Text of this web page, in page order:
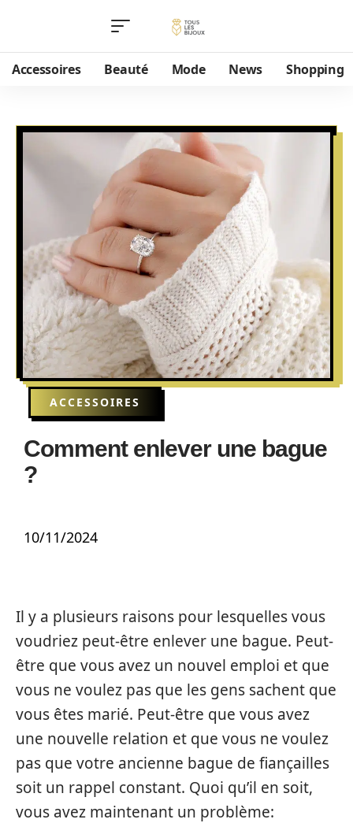
Accessoires Beauté Mode News Shopping
ACCESSOIRES
Comment enlever une bague
?
10/11/2024
Il y a plusieurs raisons pour lesquelles vous
voudriez peut-être enlever une bague. Peut-
être que vous avez un nouvel emploi et que
vous ne voulez pas que les gens sachent que
vous êtes marié. Peut-être que vous avez
une nouvelle relation et que vous ne voulez
pas que votre ancienne bague de fiançailles
soit un rappel constant. Quoi qu’il en soit,
vous avez maintenant un problème: